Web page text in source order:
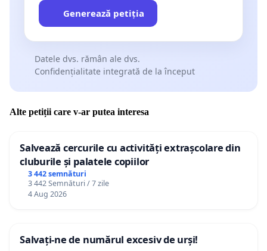
Generează petiția
Datele dvs. rămân ale dvs.
Confidențialitate integrată de la început
Alte petiții care v-ar putea interesa
Salvează cercurile cu activități extrașcolare din
cluburile și palatele copiilor
3 442 semnături
3 442 Semnături / 7 zile
4 Aug 2026
Salvați-ne de numărul excesiv de urși!